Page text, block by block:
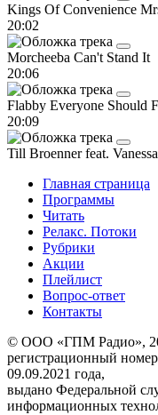
Kings Of Convenience
20:02
Morcheeba Can't Stand It
20:06
Flabby Everyone Should
20:09
Till Broenner feat.
Главная страница
Программы
Читать
Релакс. Потоки
Рубрики
Акции
Плейлист
Вопрос-ответ
Контакты
© ООО «ГПМ Радио»,
регистрационный
09.09.2021 года,
выдано Федеральной
информационных